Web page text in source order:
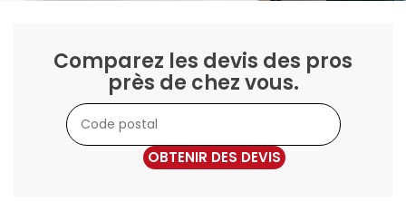
Comparez les devis des pros
près de chez vous.
OBTENIR DES DEVIS